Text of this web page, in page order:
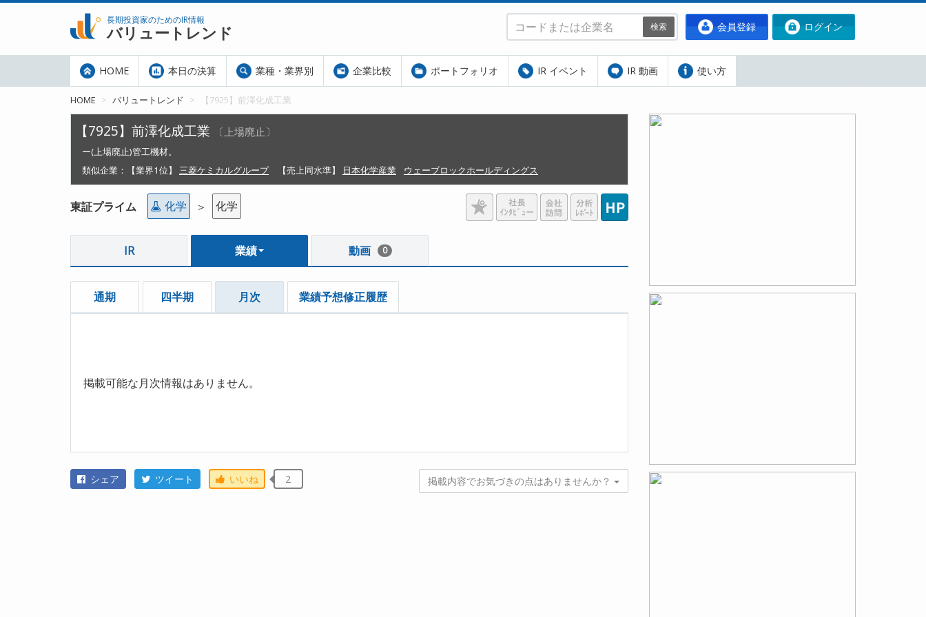
長期投資家のためのIR情報
バリュートレンド 会員登録 ログイン
検索
HOME 本日の決算 業種・業界別 企業比較 ポートフォリオ IR イベント IR 動画 使い方
HOME バリュートレンド 【7925】前澤化成工業
【7925】前澤化成工業 〔上場廃止〕
ー(上場廃止)管工機材。
類似企業：
【業界1位】 三菱ケミカルグループ 【売上同水準】 日本化学産業 ウェーブロックホールディングス
東証プライム 化学 ＞ 化学
IR 業績 動画 0
通期 四半期 月次 業績予想修正履歴
掲載可能な月次情報はありません。
シェア ツイート いいね 2 掲載内容でお気づきの点はありませんか？